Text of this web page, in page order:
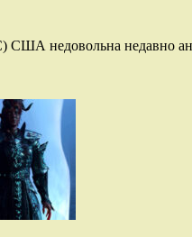
США недовольна недавно